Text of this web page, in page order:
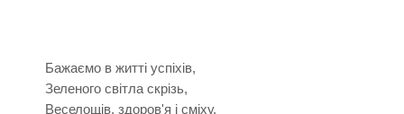
Бажаємо в житті успіхів,
Зеленого світла скрізь,
Веселощів, здоров'я і сміху,